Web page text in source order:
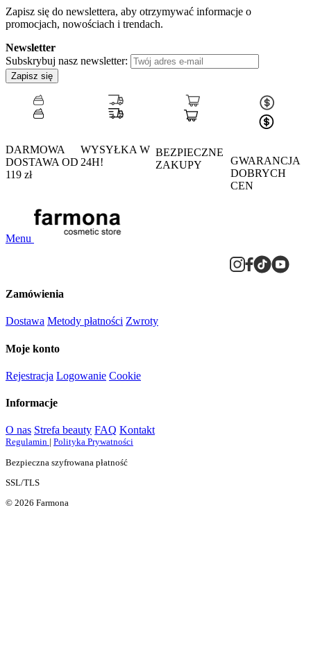
Zapisz się do newslettera, aby otrzymywać informacje o
promocjach, nowościach i trendach.
Newsletter
Subskrybuj nasz newsletter:
Zapisz się
DARMOWA
DOSTAWA OD
119 zł
WYSYŁKA W
24H!
BEZPIECZNE
ZAKUPY
GWARANCJA
DOBRYCH
CEN
Menu
Zamówienia
Dostawa Metody płatności Zwroty
Moje konto
Rejestracja Logowanie Cookie
Informacje
O nas Strefa beauty FAQ Kontakt
Regulamin | Polityka Prywatności
Bezpieczna szyfrowana płatność
SSL/TLS
© 2026 Farmona